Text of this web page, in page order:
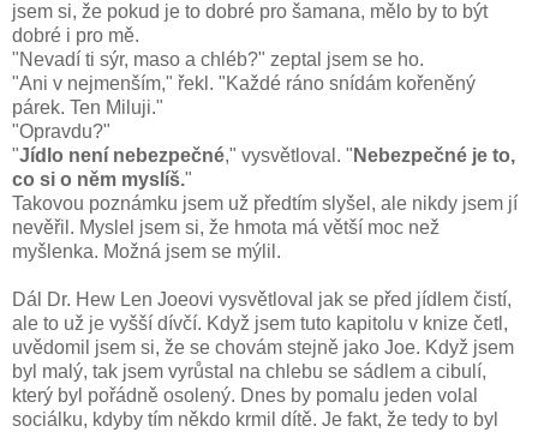
jsem si, že pokud je to dobré pro šamana, mělo by to být
dobré i pro mě.
"Nevadí ti sýr, maso a chléb?" zeptal jsem se ho.
"Ani v nejmenším," řekl. "Každé ráno snídám kořeněný
párek. Ten Miluji."
"Opravdu?"
"Jídlo není nebezpečné," vysvětloval. " Nebezpečné je to,
co si o něm myslíš."
Takovou poznámku jsem už předtím slyšel, ale nikdy jsem jí
nevěřil. Myslel jsem si, že hmota má větší moc než
myšlenka. Možná jsem se mýlil.
Dál Dr. Hew Len Joeovi vysvětloval jak se před jídlem čistí,
ale to už je vyšší dívčí. Když jsem tuto kapitolu v knize četl,
uvědomil jsem si, že se chovám stejně jako Joe. Když jsem
byl malý, tak jsem vyrůstal na chlebu se sádlem a cibulí,
který byl pořádně osolený. Dnes by pomalu jeden volal
sociálku, kdyby tím někdo krmil dítě. Je fakt, že tedy to byl